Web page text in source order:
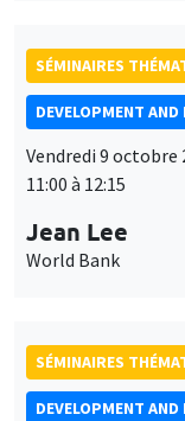
SÉMINAIRES
DEVELOPMENT
Vendredi 9 octobre
11:00 à 12:15
Jean Lee
World Bank
SÉMINAIRES
DEVELOPMENT